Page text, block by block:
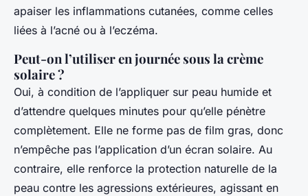
apaiser les inflammations cutanées, comme celles
liées à l’acné ou à l’eczéma.
Peut-on l’utiliser en journée sous la crème
solaire ?
Oui, à condition de l’appliquer sur peau humide et
d’attendre quelques minutes pour qu’elle pénètre
complètement. Elle ne forme pas de film gras, donc
n’empêche pas l’application d’un écran solaire. Au
contraire, elle renforce la protection naturelle de la
peau contre les agressions extérieures, agissant en